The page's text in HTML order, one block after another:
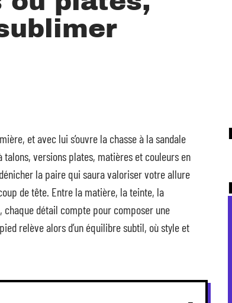
et avec lui s’ouvre la chasse à la sandale
versions plates, matières et couleurs en
la paire qui saura valoriser votre allure
de tête. Entre la matière, la teinte, la
détail compte pour composer une
relève alors d’un équilibre subtil, où style et